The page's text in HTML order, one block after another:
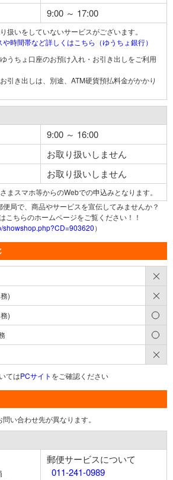
9:00 ～ 17:00
扱いをしていないサービスがございます。
時間帯など詳しくはこちら（ゆうちょ銀行）
うちょ口座のお預け入れ・お引き出しをご利用
引き出しは、別途、ATM硬貨預払料金がかかり
9:00 ～ 16:00
お取り扱いしません
お取り扱いしません
まスマホ等からのWebでの申込みとなります。
局で、商品やサービスを宣伝してみませんか？
ちらのホームページをご覧ください！！
showshop.php?CD=903620）
)
)
てはPCサイト をご確認ください
い合わせ先が異なります。
郵便サービスについて
011-241-0989